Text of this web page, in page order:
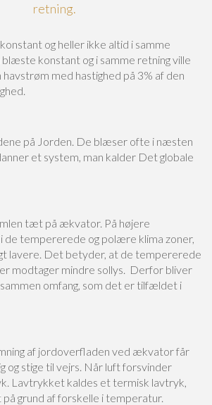
retning.
og heller ikke altid i samme
konstant og i samme retning ville
havstrøm med hastighed på 3% af den
på Jorden. De blæser ofte i næsten
et system, man kalder Det globale
tæt på ækvator. På højere
de tempererede og polære klima zoner,
lavere. Det betyder, at de tempererede
modtager mindre sollys. Derfor bliver
omfang, som det er tilfældet i
af jordoverfladen ved ækvator får
og stige til vejrs. Når luft forsvinder
Lavtrykket kaldes et termisk lavtryk,
grund af forskelle i temperatur.